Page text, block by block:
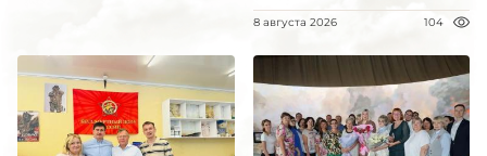
8 августа 2026 104